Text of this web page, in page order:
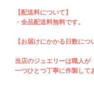
＊この度はご購入
弊社の個数欄「✔
い。ご購入商品の
注文日（銀行振込
【配送料について】
・全品配送料無料です。
【お届けにかかる日数につ
当店のジュエリーは職人が
一つひとつ丁寧に作製して